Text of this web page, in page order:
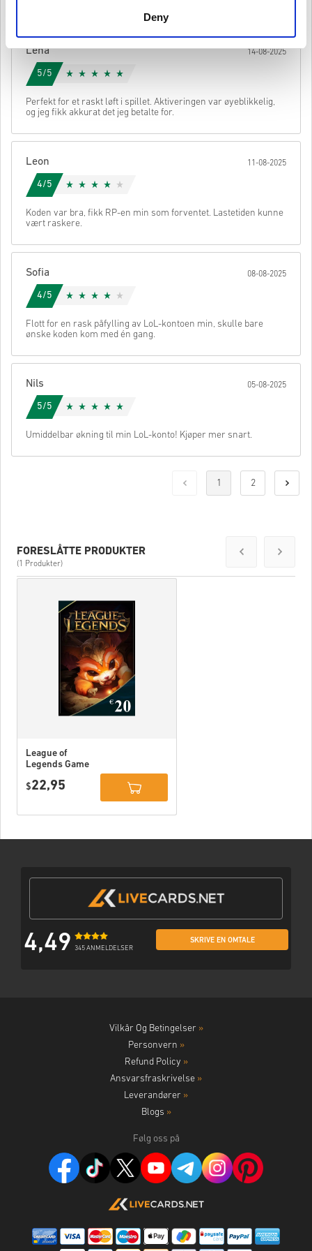
Deny
Se den korte guiden over, eller følg stegene nedenfor 👇
• Velg produktet ditt
• Velg ønsket betalingsmetode
• Fullfør bestillingen
Når det er gjort, får du en e-post med en sikker lenke for å få
Nedlastbart innhold eller DLC-produkter - Du må ha
originalspillet for å spille denne utvidelsen.
Du kan motta mer enn én kode for enkelte produkter.
Avbryt Send
Lena 14-08-2025
5/5
Perfekt for et raskt løft i spillet. Aktiveringen var øyeblikkelig,
og jeg fikk akkurat det jeg betalte for.
Leon 11-08-2025
4/5
Koden var bra, fikk RP-en min som forventet. Lastetiden kunne
vært raskere.
Sofia 08-08-2025
4/5
Flott for en rask påfylling av LoL-kontoen min, skulle bare
ønske koden kom med én gang.
Nils 05-08-2025
5/5
Umiddelbar økning til min LoL-konto! Kjøper mer snart.
1 2
FORESLÅTTE PRODUKTER
(1 Produkter)
League of
Legends Game
$22,95
4,49 345 ANMELDELSER
SKRIVE EN OMTALE
Vilkår Og Betingelser »
Personvern »
Refund Policy »
Ansvarsfraskrivelse »
Leverandører »
Blogs »
Følg oss på